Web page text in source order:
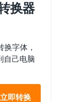
换器
字体，
自己电脑
立即转换